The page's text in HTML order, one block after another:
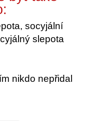
socyjální
slepota
nikdo nepřidal